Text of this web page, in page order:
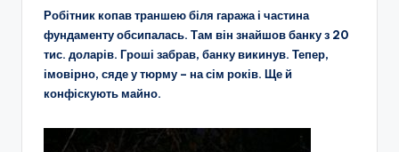
Робітник копав траншею біля гаража і частина
фундаменту обсипалась. Там він знайшов банку з 20
тис. доларів. Гроші забрав, банку викинув. Тепер,
імовірно, сяде у тюрму – на сім років. Ще й
конфіскують майно.